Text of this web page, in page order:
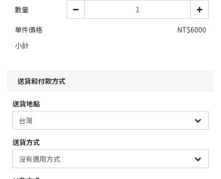
數量
單件價格
NT$6000
小計
送貨和付款方式
送貨地點
送貨方式